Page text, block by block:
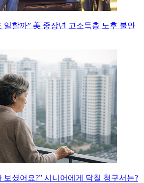
일할까” 美 중장년 고소득층 노후 불안
보셨어요?” 시니어에게 닥칠 청구서는?